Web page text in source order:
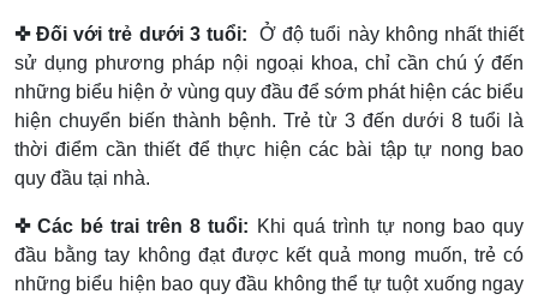
✜ Đối với trẻ dưới 3 tuổi: Ở độ tuổi này không nhất thiết
sử dụng phương pháp nội ngoại khoa, chỉ cần chú ý đến
những biểu hiện ở vùng quy đầu để sớm phát hiện các biểu
hiện chuyển biến thành bệnh. Trẻ từ 3 đến dưới 8 tuổi là
thời điểm cần thiết để thực hiện các bài tập tự nong bao
quy đầu tại nhà.
✜ Các bé trai trên 8 tuổi: Khi quá trình tự nong bao quy
đầu bằng tay không đạt được kết quả mong muốn, trẻ có
những biểu hiện bao quy đầu không thể tự tuột xuống ngay